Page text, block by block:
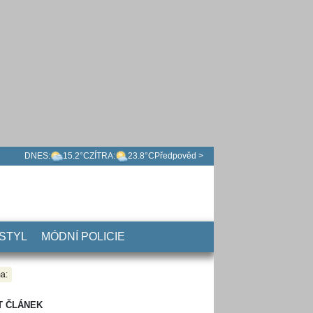
DNES: 15.2°CZÍTRA: 23.8°C Předpověd >
MÓDNÍ POLICIE
ČLÁNEK